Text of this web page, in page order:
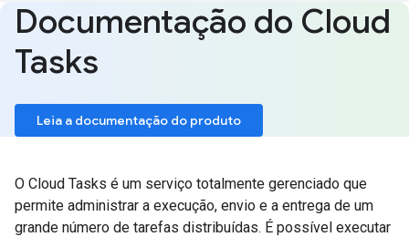
Documentação do Cloud
Tasks
Leia a documentação do produto
O Cloud Tasks é um serviço totalmente gerenciado que
permite administrar a execução, envio e a entrega de um
grande número de tarefas distribuídas. É possível executar